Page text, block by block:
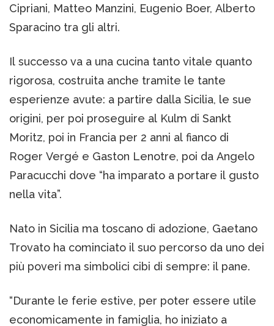
Cipriani, Matteo Manzini, Eugenio Boer, Alberto
Sparacino tra gli altri.
Il successo va a una cucina tanto vitale quanto
rigorosa, costruita anche tramite le tante
esperienze avute: a partire dalla Sicilia, le sue
origini, per poi proseguire al Kulm di Sankt
Moritz, poi in Francia per 2 anni al fianco di
Roger Vergé e Gaston Lenotre, poi da Angelo
Paracucchi dove “ha imparato a portare il gusto
nella vita”.
Nato in Sicilia ma toscano di adozione, Gaetano
Trovato ha cominciato il suo percorso da uno dei
più poveri ma simbolici cibi di sempre: il pane.
“Durante le ferie estive, per poter essere utile
economicamente in famiglia, ho iniziato a